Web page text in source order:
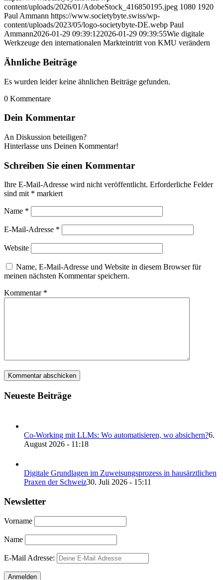
content/uploads/2026/01/AdobeStock_416850195.jpeg 1080 1920
Paul Ammann https://www.societybyte.swiss/wp-
content/uploads/2023/05/logo-societybyte-DE.webp Paul
Ammann2026-01-29 09:39:122026-01-29 09:39:55Wie digitale
Werkzeuge den internationalen Markteintritt von KMU verändern
Ähnliche Beiträge
Es wurden leider keine ähnlichen Beiträge gefunden.
0 Kommentare
Dein Kommentar
An Diskussion beteiligen?
Hinterlasse uns Deinen Kommentar!
Schreiben Sie einen Kommentar
Ihre E-Mail-Adresse wird nicht veröffentlicht. Erforderliche Felder
sind mit * markiert
Name *
E-Mail-Adresse *
Website
Name, E-Mail-Adresse und Website in diesem Browser für
meinen nächsten Kommentar speichern.
Kommentar *
Neueste Beiträge
Co-Working mit LLMs: Wo automatisieren, wo absichern?6.
August 2026 - 11:18
Digitale Grundlagen im Zuweisungsprozess in hausärztlichen
Praxen der Schweiz30. Juli 2026 - 15:11
Newsletter
Vorname
Name
E-Mail Adresse: